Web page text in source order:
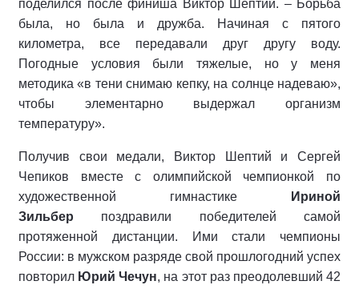
поделился после финиша Виктор Шептий. – Борьба
была, но была и дружба. Начиная с пятого
километра, все передавали друг другу воду.
Погодные условия были тяжелые, но у меня
методика «в тени снимаю кепку, на солнце надеваю»,
чтобы элементарно выдержал организм
температуру».
Получив свои медали, Виктор Шептий и Сергей
Чепиков вместе с олимпийской чемпионкой по
художественной гимнастике
Ириной
Зильбер поздравили победителей самой
протяженной дистанции. Ими стали чемпионы
России: в мужском разряде свой прошлогодний успех
повторил Юрий Чечун, на этот раз преодолевший 42